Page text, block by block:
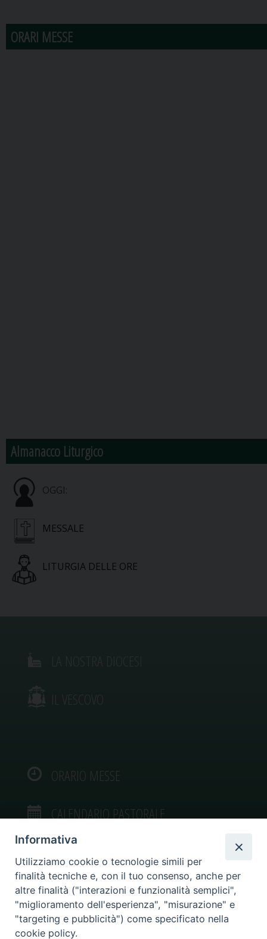
ORARI MESSE
Almanacco Liturgico
OGGI:
MESSALE
LITURGIA DELLE ORE
IL VESCOVO
ORARIO MESSE
CALENDARIO PASTORALE
VIDEOGALLERY
PHOTOGALLERY
Informativa
Utilizziamo cookie o tecnologie simili per
finalità tecniche e, con il tuo consenso, anche per
altre finalità ("interazioni e funzionalità semplici",
"miglioramento dell'esperienza", "misurazione" e
"targeting e pubblicità") come specificato nella
cookie policy.